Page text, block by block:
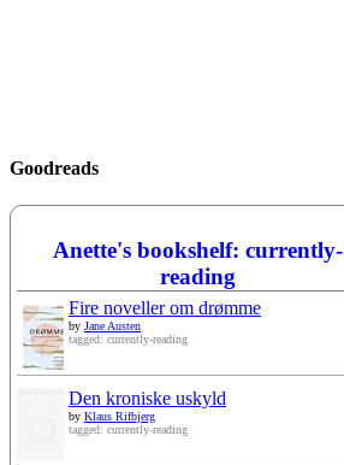
Goodreads
Anette's bookshelf: currently-
reading
Fire noveller om drømme
by Jane Austen
tagged: currently-reading
Den kroniske uskyld
by Klaus Rifbjerg
tagged: currently-reading